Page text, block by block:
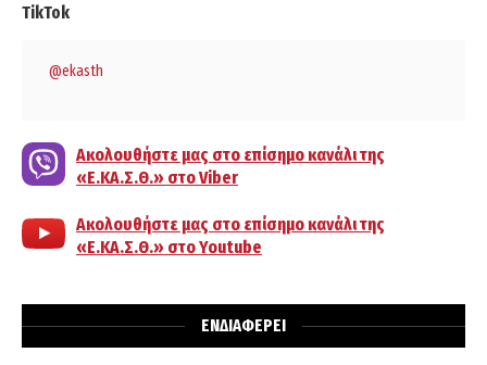
TikTok
@ekasth
Ακολουθήστε μας στο επίσημο κανάλι της
«Ε.ΚΑ.Σ.Θ.» στο Viber
Ακολουθήστε μας στο επίσημο κανάλι της
«Ε.ΚΑ.Σ.Θ.» στο Youtube
ΕΝΔΙΑΦΕΡΕΙ